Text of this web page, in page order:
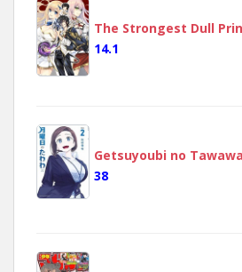
The Strongest Dull
14.1
Getsuyoubi no
38